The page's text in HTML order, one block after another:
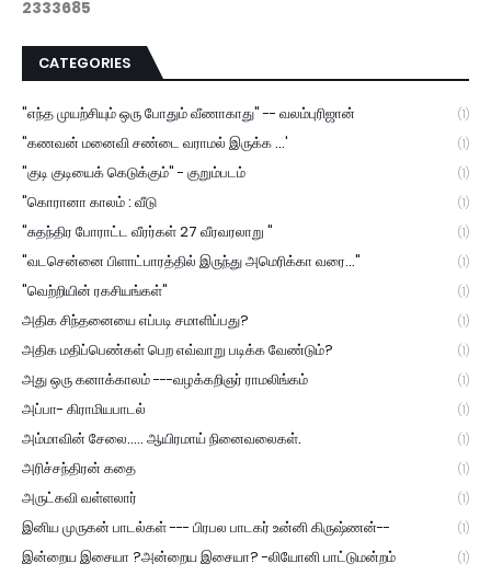
2333685
CATEGORIES
"எந்த முயற்சியும் ஒரு போதும் வீணாகாது" -- வலம்புரிஜான் (1)
"கணவன் மனைவி சண்டை வராமல் இருக்க ...' (1)
"குடி குடியைக் கெடுக்கும்" - குறும்படம் (1)
"கொரானா காலம் : வீடு (1)
"சுதந்திர போராட்ட வீரர்கள் 27 வீரவரலாறு " (1)
"வடசென்னை பிளாட்பாரத்தில் இருந்து அமெரிக்கா வரை..." (1)
"வெற்றியின் ரகசியங்கள்" (1)
அதிக சிந்தனையை எப்படி சமாளிப்பது? (1)
அதிக மதிப்பெண்கள் பெற எவ்வாறு படிக்க வேண்டும்? (1)
அது ஒரு கனாக்காலம் ---வழக்கறிஞர் ராமலிங்கம் (1)
அப்பா- கிராமியபாடல் (1)
அம்மாவின் சேலை..... ஆயிரமாய் நினைவலைகள். (1)
அரிச்சந்திரன் கதை (1)
அருட்கவி வள்ளலார் (1)
இனிய முருகன் பாடல்கள் --- பிரபல பாடகர் உன்னி கிருஷ்ணன்-- (1)
இன்றைய இசையா ?அன்றைய இசையா? -லியோனி பாட்டுமன்றம் (1)